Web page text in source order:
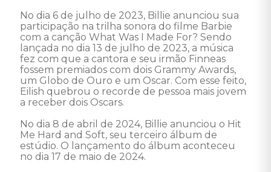
No dia 6 de julho de 2023, Billie anunciou sua
participação na trilha sonora do filme Barbie
com a canção What Was I Made For? Sendo
lançada no dia 13 de julho de 2023, a música
fez com que a cantora e seu irmão Finneas
fossem premiados com dois Grammy Awards,
um Globo de Ouro e um Oscar. Com esse feito,
Eilish quebrou o recorde de pessoa mais jovem
a receber dois Oscars.
No dia 8 de abril de 2024, Billie anunciou o Hit
Me Hard and Soft, seu terceiro álbum de
estúdio. O lançamento do álbum aconteceu
no dia 17 de maio de 2024.